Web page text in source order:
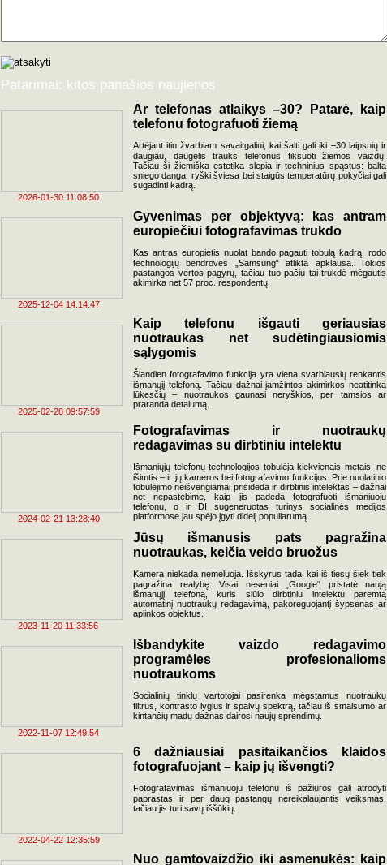
Patarimai: kitos panašios naujienos
2026-01-30 11:08:50
Ar telefonas atlaikys –30? Patarė, kaip
telefonu fotografuoti žiemą
Artėjant itin žvarbiam savaitgaliui, kai šalti gali iki –30 laipsnių ir
daugiau, daugelis trauks telefonus fiksuoti žiemos vaizdų.
Tačiau ši žiemiška estetika slepia ir techninius spąstus: balta
sniego danga, ryški šviesa bei staigūs temperatūrų pokyčiai gali
sugadinti kadrą.
2025-12-04 14:14:47
Gyvenimas per objektyvą: kas antram
europiečiui fotografavimas trukdo
Kas antras europietis nuolat bando pagauti tobulą kadrą, rodo
technologijų bendrovės „Samsung“ atlikta apklausa. Tokios
pastangos vertos pagyrų, tačiau tuo pačiu tai trukdė mėgautis
akimirka net 57 proc. respondentų.
2025-02-28 09:57:59
Kaip telefonu išgauti geriausias
nuotraukas net sudėtingiausiomis
sąlygomis
Šiandien fotografavimo funkcija yra viena svarbiausių renkantis
išmanųjį telefoną. Tačiau dažnai įamžintos akimirkos neatitinka
lūkesčių – nuotraukos gaunasi neryškios, per tamsios ar
praranda detalumą.
2024-02-21 13:28:40
Fotografavimas ir nuotraukų
redagavimas su dirbtiniu intelektu
Išmaniųjų telefonų technologijos tobulėja kiekvienais metais, ne
išimtis – ir jų kameros bei fotografavimo funkcijos. Prie nuolatinio
tobulėjimo neišvengiamai prisideda ir dirbtinis intelektas – dažnai
net nepastebime, kaip jis padeda fotografuoti išmaniuoju
telefonu, o ir DI sugeneruotas turinys socialinės medijos
platformose jau spėjo įgyti didelį populiarumą.
2023-11-20 11:33:56
Jūsų išmanusis pats pagražina
nuotraukas, keičia veido bruožus
Kamera niekada nemeluoja. Išskyrus tada, kai iš tiesų šiek tiek
pagražina realybę. Visai neseniai „Google“ pristatė naują
išmanųjį telefoną, kuris siūlo dirbtiniu intelektu paremtą
automatinį nuotraukų redagavimą, pakoreguojantį šypsenas ar
aplinkos objektus.
2022-11-07 12:49:54
Išbandykite vaizdo redagavimo
programėles profesionalioms
nuotraukoms
Socialinių tinklų vartotojai pasirenka mėgstamus nuotraukų
filtrus, kontrasto lygius ir spalvų spektrą, tačiau iš smalsumo ar
kintančių madų dažnas dairosi naujų sprendimų.
2022-04-22 12:35:59
6 dažniausiai pasitaikančios klaidos
fotografuojant – kaip jų išvengti?
Fotografavimas išmaniuoju telefonu iš pažiūros gali atrodyti
paprastas ir per daug pastangų nereikalaujantis veiksmas,
tačiau jis turi savų iššūkių.
Nuo gamtovaizdžio iki asmenukės: kaip